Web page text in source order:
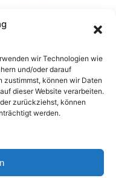
wir Technologien wie
und/oder darauf
zustimmst, können wir Daten
dieser Website verarbeiten.
zurückziehst, können
werden.
haben,
oder wenden